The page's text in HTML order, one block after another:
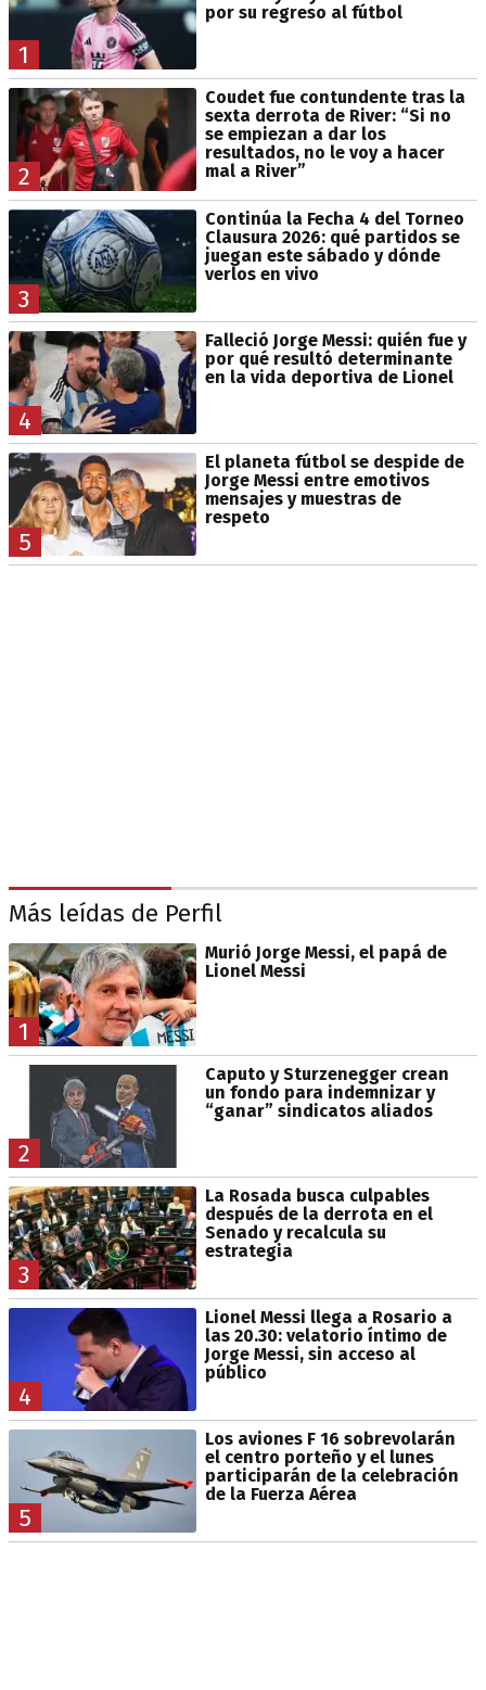
1
por su regreso al fútbol
2
Coudet fue contundente tras la
sexta derrota de River: “Si no
se empiezan a dar los
resultados, no le voy a hacer
mal a River”
3
Continúa la Fecha 4 del Torneo
Clausura 2026: qué partidos se
juegan este sábado y dónde
verlos en vivo
4
Falleció Jorge Messi: quién fue y
por qué resultó determinante
en la vida deportiva de Lionel
5
El planeta fútbol se despide de
Jorge Messi entre emotivos
mensajes y muestras de
respeto
Más leídas de Perfil
1
Murió Jorge Messi, el papá de
Lionel Messi
2
Caputo y Sturzenegger crean
un fondo para indemnizar y
“ganar” sindicatos aliados
3
La Rosada busca culpables
después de la derrota en el
Senado y recalcula su
estrategia
4
Lionel Messi llega a Rosario a
las 20.30: velatorio íntimo de
Jorge Messi, sin acceso al
público
5
Los aviones F 16 sobrevolarán
el centro porteño y el lunes
participarán de la celebración
de la Fuerza Aérea